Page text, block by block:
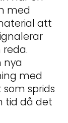
med
att
nya
med
sprids
tid då det